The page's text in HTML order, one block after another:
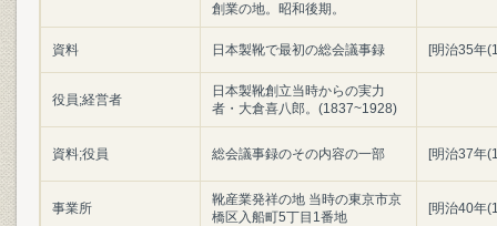
創業の地。昭和後期。
資料 日本製靴で最初の総会議事録 [明治35年
役員;経営者
日本製靴創立当時からの実力
者・大倉喜八郎。(1837~1928)
資料;役員 総会議事録のその内容の一部 [明治37年
事業所
靴産業発祥の地 当時の東京市京
橋区入船町5丁目1番地
[明治40年